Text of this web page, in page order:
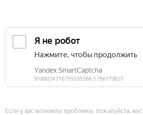
Если у вас возникли проблемы, пожалуйста,